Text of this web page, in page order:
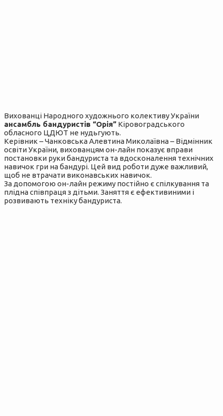
Вихованці Народного художнього колективу України
ансамбль бандуристів “Орія” Кіровоградського
обласного ЦДЮТ не нудьгують.
Керівник – Чанковська Алевтина Миколаївна – Відмінник
освіти України, вихованцям он-лайн показує вправи
постановки руки бандуриста та вдосконалення технічних
навичок гри на бандурі. Цей вид роботи дуже важливий,
щоб не втрачати виконавських навичок.
За допомогою он-лайн режиму постійно є спілкування та
плідна співпраця з дітьми. Заняття є ефективиними і
розвивають техніку бандуриста.